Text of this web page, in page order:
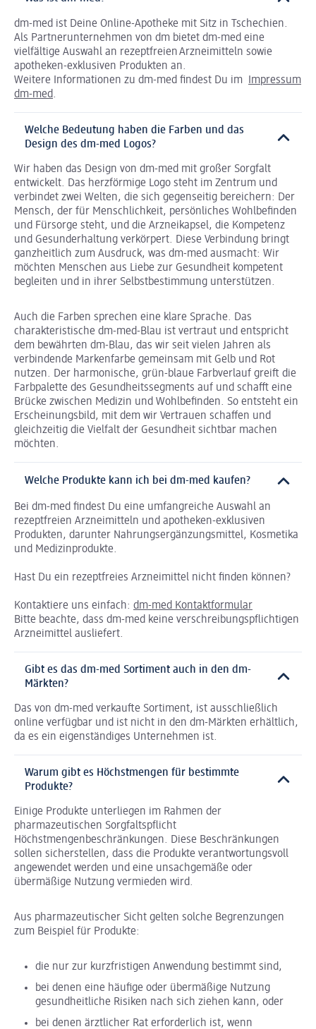
dm-med ist Deine Online-Apotheke mit Sitz in Tschechien.
Als Partnerunternehmen von dm bietet dm-med eine
vielfältige Auswahl an rezeptfreien Arzneimitteln sowie
apotheken-exklusiven Produkten an.
Weitere Informationen zu dm-med findest Du im Impressum
dm-med.
Welche Bedeutung haben die Farben und das
Design des dm-med Logos?
Wir haben das Design von dm-med mit großer Sorgfalt
entwickelt. Das herzförmige Logo steht im Zentrum und
verbindet zwei Welten, die sich gegenseitig bereichern: Der
Mensch, der für Menschlichkeit, persönliches Wohlbefinden
und Fürsorge steht, und die Arzneikapsel, die Kompetenz
und Gesunderhaltung verkörpert. Diese Verbindung bringt
ganzheitlich zum Ausdruck, was dm-med ausmacht: Wir
möchten Menschen aus Liebe zur Gesundheit kompetent
begleiten und in ihrer Selbstbestimmung unterstützen.
Auch die Farben sprechen eine klare Sprache. Das
charakteristische dm-med-Blau ist vertraut und entspricht
dem bewährten dm-Blau, das wir seit vielen Jahren als
verbindende Markenfarbe gemeinsam mit Gelb und Rot
nutzen. Der harmonische, grün-blaue Farbverlauf greift die
Farbpalette des Gesundheitssegments auf und schafft eine
Brücke zwischen Medizin und Wohlbefinden. So entsteht ein
Erscheinungsbild, mit dem wir Vertrauen schaffen und
gleichzeitig die Vielfalt der Gesundheit sichtbar machen
möchten.
Welche Produkte kann ich bei dm-med kaufen?
Bei dm-med findest Du eine umfangreiche Auswahl an
rezeptfreien Arzneimitteln und apotheken-exklusiven
Produkten, darunter Nahrungsergänzungsmittel, Kosmetika
und Medizinprodukte.
Hast Du ein rezeptfreies Arzneimittel nicht finden können?
Kontaktiere uns einfach: dm-med Kontaktformular
Bitte beachte, dass dm-med keine verschreibungspflichtigen
Arzneimittel ausliefert.
Gibt es das dm-med Sortiment auch in den dm-
Märkten?
Das von dm-med verkaufte Sortiment, ist ausschließlich
online verfügbar und ist nicht in den dm-Märkten erhältlich,
da es ein eigenständiges Unternehmen ist.
Warum gibt es Höchstmengen für bestimmte
Produkte?
Einige Produkte unterliegen im Rahmen der
pharmazeutischen Sorgfaltspflicht
Höchstmengenbeschränkungen. Diese Beschränkungen
sollen sicherstellen, dass die Produkte verantwortungsvoll
angewendet werden und eine unsachgemäße oder
übermäßige Nutzung vermieden wird.
Aus pharmazeutischer Sicht gelten solche Begrenzungen
zum Beispiel für Produkte:
die nur zur kurzfristigen Anwendung bestimmt sind,
bei denen eine häufige oder übermäßige Nutzung
gesundheitliche Risiken nach sich ziehen kann, oder
bei denen ärztlicher Rat erforderlich ist, wenn